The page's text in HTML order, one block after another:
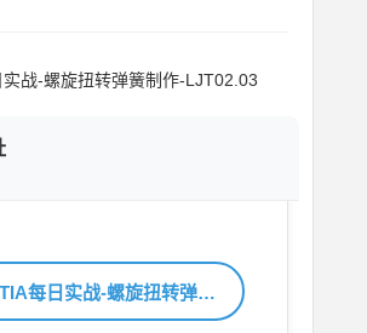
实战-螺旋扭转弹簧制作-LJT02.03
CATIA每日实战-螺旋扭转弹簧制作-LJT02.03